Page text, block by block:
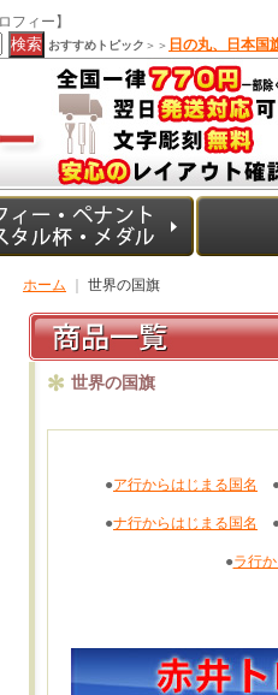
フィー】
おすすめトピック ＞＞ 日の丸、日本国
ホーム 世界の国旗
世界の国旗
●ア行からはじまる国名
●ナ行からはじまる国名
●ラ行